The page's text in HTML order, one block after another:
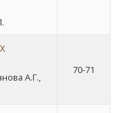
А.Г.,
70-71